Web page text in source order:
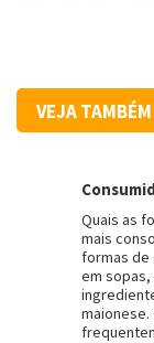
VEJA TAMBÉM
Quais as
mais
formas de
em
maionese.